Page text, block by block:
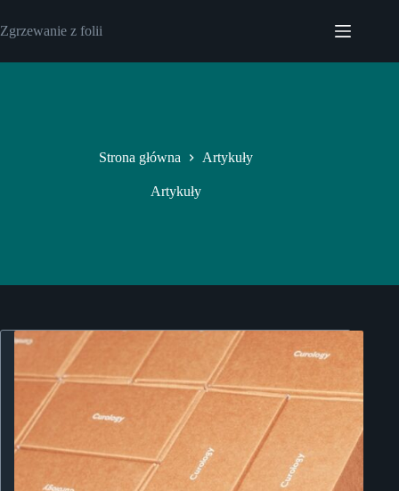
do
treści
Zgrzewanie z folii
Strona główna Artykuły
Artykuły